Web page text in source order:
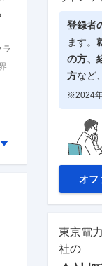
登録者
ます。
の方、
方など
※2024
オフ
東京電
社の